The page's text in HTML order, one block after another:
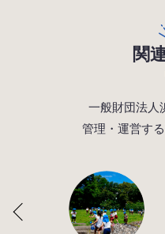
関
一般財団法人
管理・運営す